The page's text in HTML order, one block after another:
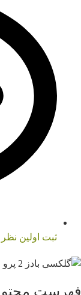
ثبت اولین نظر
فهرست محتوا